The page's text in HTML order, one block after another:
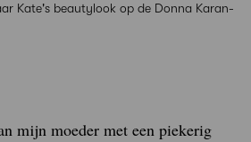
Kate's beautylook op de Donna Karan-
mijn moeder met een piekerig